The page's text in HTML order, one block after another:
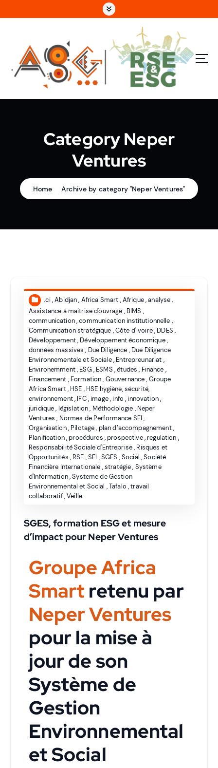
Category Neper
Ventures
Home Archive by category "Neper Ventures"
.ci,Abidjan, Africa Smart ,Afrique,analyse,
Assistance à maitrise d'ouvrage , BIMS ,
communication,communication institutionnelle ,
Communication stratégique ,Côte d'Ivoire, DDES ,
Développement, Développement économique,
données massives , Due Diligence , Due Diligence
Environnementale et Sociale, Entrepreunariat ,
Environemment, ESG , ESMS ,études , Finance ,
Financement , Formation, Gouvernance, Groupe
Africa Smart, HSE , HSE hygiène, sécurité,
environnement, IFC, image, info , innovation,
juridique, législation, Méthodologie , Neper
Ventures , Normes de Performance SFI ,
Organisation, Pilotage, plan d’accompagnement,
Planification,procédures ,prospective,regulation ,
Responsabilité Sociale d'Entreprise, Risques et
Opportunités , RSE ,SFI ,SGES ,Social ,Société
Financière Internationale ,stratégie, Système
d'Information,Systeme de Gestion
Environnemental et Social ,Tafalo ,travail
collaboratif,Veille
SGES, formation ESG et mesure
d’impact pour Neper Ventures
Groupe Africa
Smart retenu par
Neper Ventures
pour la mise à
jour de son
Système de
Gestion
Environnemental
et Social